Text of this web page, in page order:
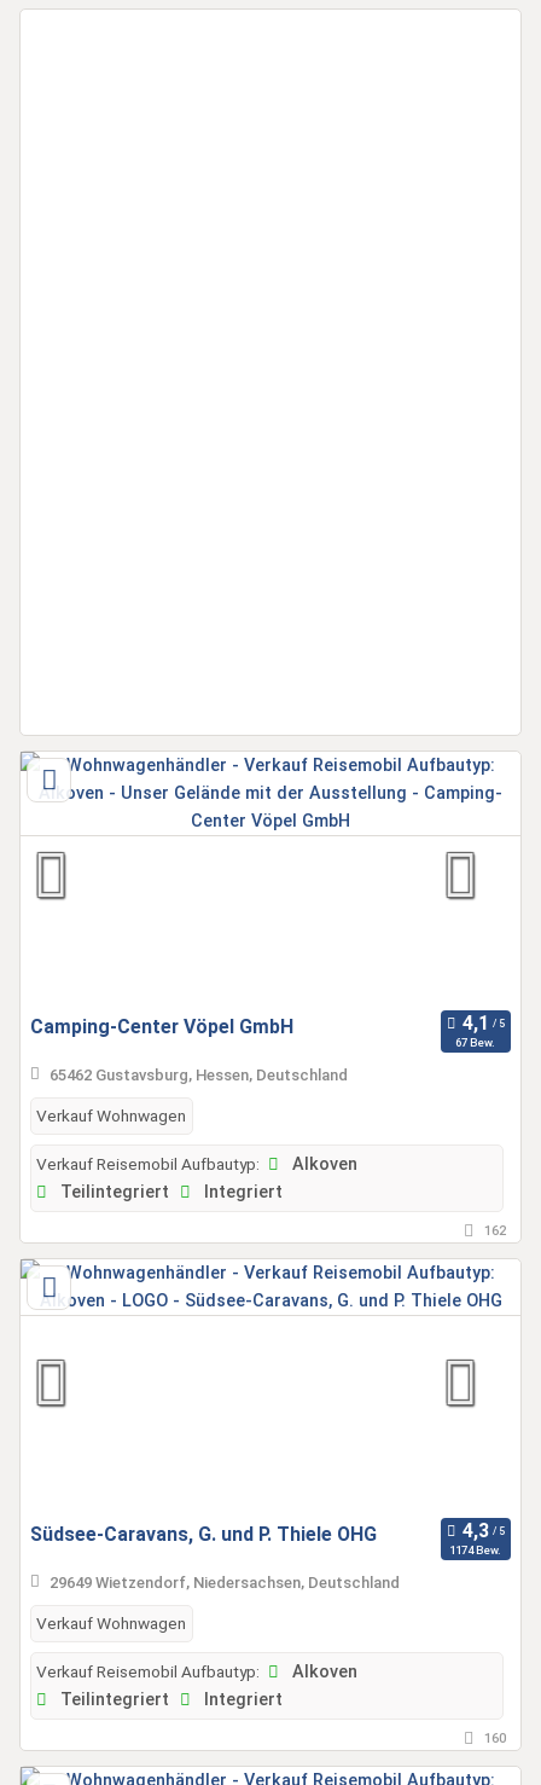
Camping-Center Vöpel GmbH
67 Bew.
65462 Gustavsburg, Hessen, Deutschland
Verkauf Wohnwagen
Verkauf Reisemobil Aufbautyp:
Alkoven
Teilintegriert
Integriert
162
Südsee-Caravans, G. und P. Thiele OHG
1174 Bew.
29649 Wietzendorf, Niedersachsen, Deutschland
Verkauf Wohnwagen
Verkauf Reisemobil Aufbautyp:
Alkoven
Teilintegriert
Integriert
160